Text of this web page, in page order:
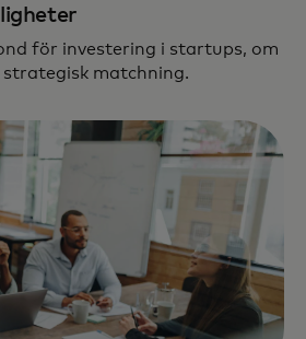
för investering i startups, om
matchning.